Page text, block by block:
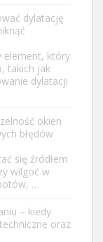
dylatację
element, który
takich jak
dylatacji
okien
błędów
się źródłem
wilgoć w
…
– kiedy
oraz